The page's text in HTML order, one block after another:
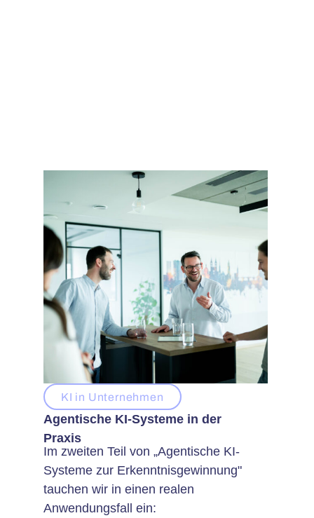
KI in Unternehmen
Agentische KI-Systeme in der
Praxis
Im zweiten Teil von „Agentische KI-
Systeme zur Erkenntnisgewinnung"
tauchen wir in einen realen
Anwendungsfall ein: